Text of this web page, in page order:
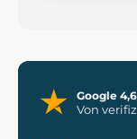
Google
Von